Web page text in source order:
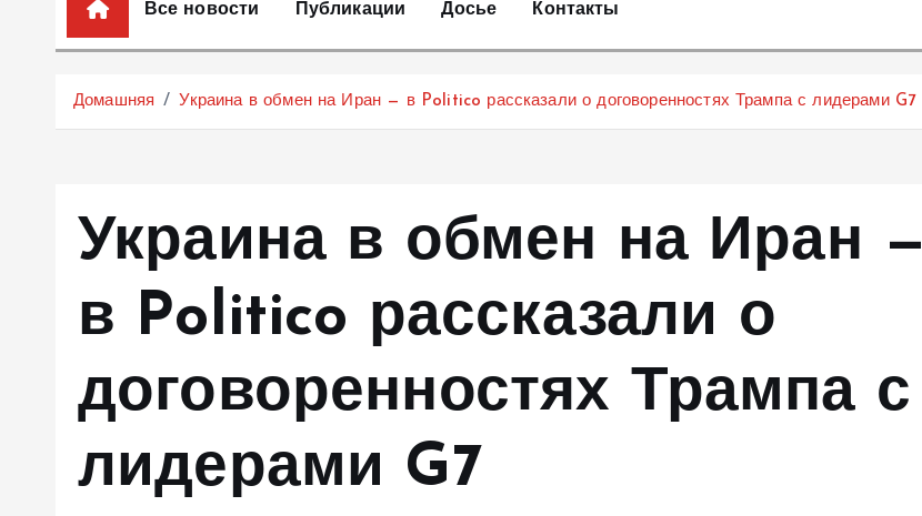
Все новости Публикации Досье Контакты
Домашняя Украина в обмен на Иран — в Politico рассказали о договоренностях Трампа с лидерами G7
Украина в обмен на Иран —
в Politico рассказали о
договоренностях Трампа с
лидерами G7